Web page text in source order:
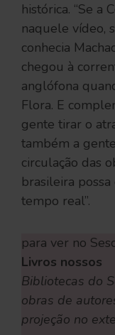
histórica. “Se a
naquele vídeo,
conhecia
chegou à
anglófona
Flora. E
gente tirar o
também a
circulação das
brasileira
tempo real”.
para ver no
Livros nossos
Bibliotecas do
obras de
projeção no